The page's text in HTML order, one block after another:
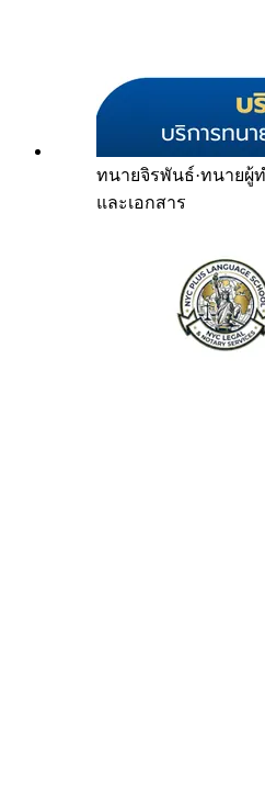
ทนายจิรพันธ์·ทนายผู้
และเอกสาร